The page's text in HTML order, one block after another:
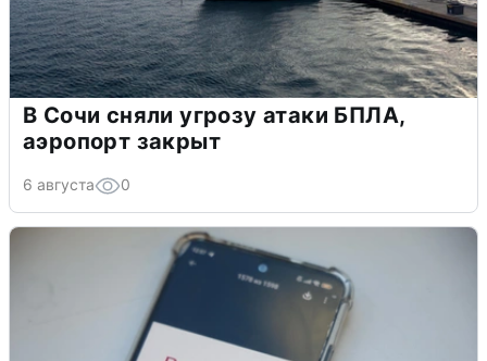
В Сочи сняли угрозу атаки БПЛА,
аэропорт закрыт
6 августа 0